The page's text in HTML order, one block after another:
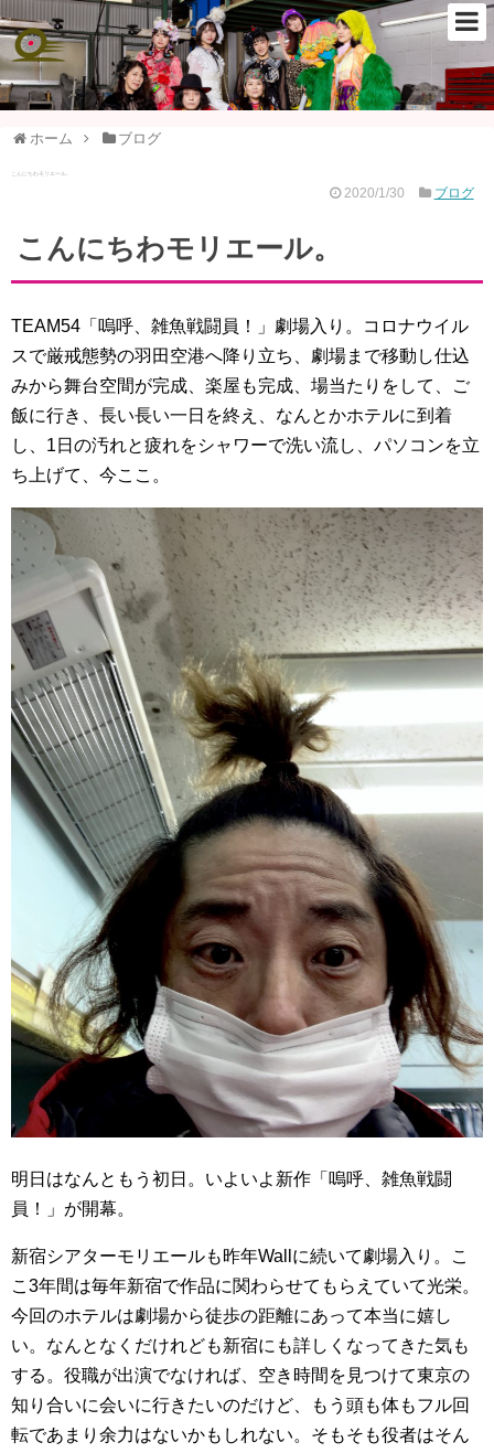
ホーム ブログ
こんにちわモリエール。
2020/1/30 ブログ
こんにちわモリエール。
TEAM54「嗚呼、雑魚戦闘員！」劇場入り。コロナウイル
スで厳戒態勢の羽田空港へ降り立ち、劇場まで移動し仕込
みから舞台空間が完成、楽屋も完成、場当たりをして、ご
飯に行き、長い長い一日を終え、なんとかホテルに到着
し、1日の汚れと疲れをシャワーで洗い流し、パソコンを立
ち上げて、今ここ。
明日はなんともう初日。いよいよ新作「嗚呼、雑魚戦闘
員！」が開幕。
新宿シアターモリエールも昨年Wallに続いて劇場入り。こ
こ3年間は毎年新宿で作品に関わらせてもらえていて光栄。
今回のホテルは劇場から徒歩の距離にあって本当に嬉し
い。なんとなくだけれども新宿にも詳しくなってきた気も
する。役職が出演でなければ、空き時間を見つけて東京の
知り合いに会いに行きたいのだけど、もう頭も体もフル回
転であまり余力はないかもしれない。そもそも役者はそん